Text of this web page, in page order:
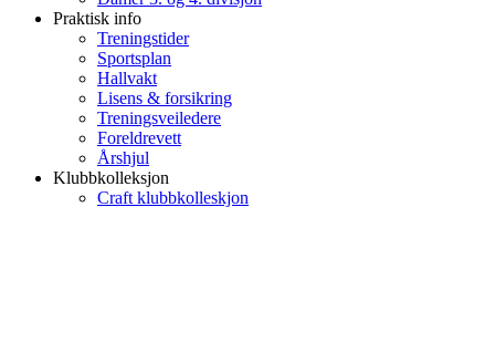
Praktisk info
Treningstider
Sportsplan
Hallvakt
Lisens & forsikring
Treningsveiledere
Foreldrevett
Årshjul
Klubbkolleksjon
Craft klubbkolleskjon